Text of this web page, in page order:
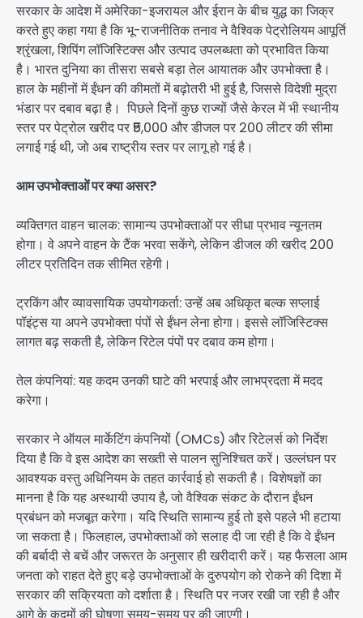
सरकार के आदेश में अमेरिका-इजरायल और ईरान के बीच युद्ध का जिक्र
करते हुए कहा गया है कि भू-राजनीतिक तनाव ने वैश्विक पेट्रोलियम आपूर्ति
श्रृंखला, शिपिंग लॉजिस्टिक्स और उत्पाद उपलब्धता को प्रभावित किया
है। भारत दुनिया का तीसरा सबसे बड़ा तेल आयातक और उपभोक्ता है।
हाल के महीनों में ईंधन की कीमतों में बढ़ोतरी भी हुई है, जिससे विदेशी मुद्रा
भंडार पर दबाव बढ़ा है। पिछले दिनों कुछ राज्यों जैसे केरल में भी स्थानीय
स्तर पर पेट्रोल खरीद पर ₹5,000 और डीजल पर 200 लीटर की सीमा
लगाई गई थी, जो अब राष्ट्रीय स्तर पर लागू हो गई है।
आम उपभोक्ताओं पर क्या असर?
व्यक्तिगत वाहन चालक: सामान्य उपभोक्ताओं पर सीधा प्रभाव न्यूनतम
होगा। वे अपने वाहन के टैंक भरवा सकेंगे, लेकिन डीजल की खरीद 200
लीटर प्रतिदिन तक सीमित रहेगी।
ट्रकिंग और व्यावसायिक उपयोगकर्ता: उन्हें अब अधिकृत बल्क सप्लाई
पॉइंट्स या अपने उपभोक्ता पंपों से ईंधन लेना होगा। इससे लॉजिस्टिक्स
लागत बढ़ सकती है, लेकिन रिटेल पंपों पर दबाव कम होगा।
तेल कंपनियां: यह कदम उनकी घाटे की भरपाई और लाभप्रदता में मदद
करेगा।
सरकार ने ऑयल मार्केटिंग कंपनियों (OMCs) और रिटेलर्स को निर्देश
दिया है कि वे इस आदेश का सख्ती से पालन सुनिश्चित करें। उल्लंघन पर
आवश्यक वस्तु अधिनियम के तहत कार्रवाई हो सकती है। विशेषज्ञों का
मानना है कि यह अस्थायी उपाय है, जो वैश्विक संकट के दौरान ईंधन
प्रबंधन को मजबूत करेगा। यदि स्थिति सामान्य हुई तो इसे पहले भी हटाया
जा सकता है। फिलहाल, उपभोक्ताओं को सलाह दी जा रही है कि वे ईंधन
की बर्बादी से बचें और जरूरत के अनुसार ही खरीदारी करें। यह फैसला आम
जनता को राहत देते हुए बड़े उपभोक्ताओं के दुरुपयोग को रोकने की दिशा में
सरकार की सक्रियता को दर्शाता है। स्थिति पर नजर रखी जा रही है और